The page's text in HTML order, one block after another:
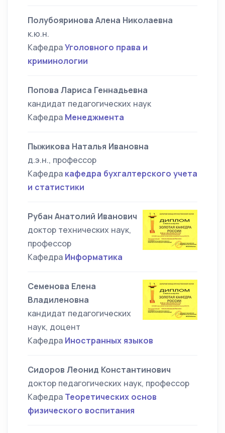
Полубояринова Алена Николаевна
к.ю.н.
КафедраУголовного права и
криминологии
Попова Лариса Геннадьевна
кандидат педагогических наук
Кафедра Менеджмента
Пыжикова Наталья Ивановна
д.э.н., профессор
Кафедра кафедра бухгалтерского учета
и статистики
Рубан Анатолий Иванович
доктор технических наук,
профессор
Кафедра Информатика
Семенова Елена
Владиленовна
кандидат педагогических
наук, доцент
Кафедра Иностранных языков
Сидоров Леонид Константинович
доктор педагогических наук, профессор
Кафедра Теоретических основ
физического воспитания